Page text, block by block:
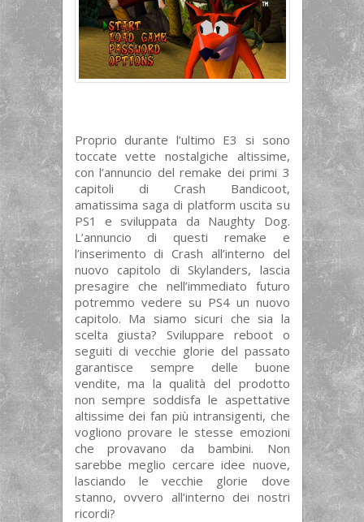
Proprio durante l’ultimo E3 si sono
toccate vette nostalgiche altissime,
con l’annuncio del remake dei primi 3
capitoli di Crash Bandicoot,
amatissima saga di platform uscita su
PS1 e sviluppata da Naughty Dog.
L’annuncio di questi remake e
l’inserimento di Crash all’interno del
nuovo capitolo di Skylanders, lascia
presagire che nell’immediato futuro
potremmo vedere su PS4 un nuovo
capitolo. Ma siamo sicuri che sia la
scelta giusta? Sviluppare reboot o
seguiti di vecchie glorie del passato
garantisce sempre delle buone
vendite, ma la qualità del prodotto
non sempre soddisfa le aspettative
altissime dei fan più intransigenti, che
vogliono provare le stesse emozioni
che provavano da bambini. Non
sarebbe meglio cercare idee nuove,
lasciando le vecchie glorie dove
stanno, ovvero all’interno dei nostri
ricordi?